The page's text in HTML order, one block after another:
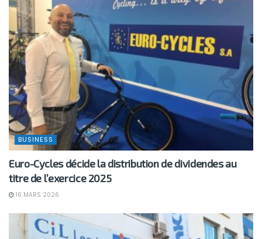
BUSINESS
Euro-Cycles décide la distribution de dividendes au
titre de l’exercice 2025
16 MARS 2026